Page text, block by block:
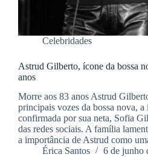
Celebridades
Astrud Gilberto, ícone da bossa
anos
Morre aos 83 anos Astrud
principais vozes da bossa nova,
confirmada por sua neta, Sofia
das redes sociais. A família
a importância de Astrud como
Érica Santos
6 de junho